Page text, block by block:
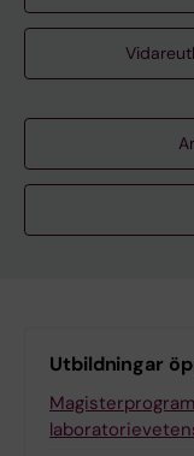
Utbildningar